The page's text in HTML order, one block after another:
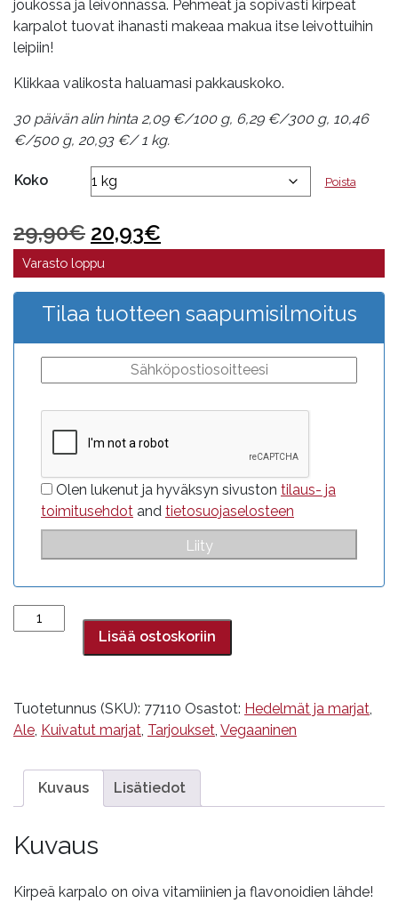
joukossa ja leivonnassa. Pehmeät ja sopivasti kirpeät
karpalot tuovat ihanasti makeaa makua itse leivottuihin
leipiin!
Klikkaa valikosta haluamasi pakkauskoko.
30 päivän alin hinta 2,09 €/100 g, 6,29 €/300 g, 10,46
€/500 g, 20,93 €/ 1 kg.
Koko Poista
29,90€ Alkuperäinen
hinta
oli:
29,90€.
20,93€
on:
20,93€.
Varasto loppu
Tilaa tuotteen saapumisilmoitus
Olen lukenut ja hyväksyn sivuston tilaus- ja
toimitusehdot and tietosuojaselosteen
Karpalo,
makeutettu
ananaksella
Lisää ostoskoriin
Tuotetunnus (SKU): 77110 Osastot: Hedelmät ja marjat
Ale Kuivatut marjat Tarjoukset Vegaaninen
Kuvaus Lisätiedot
Kuvaus
Kirpeä karpalo on oiva vitamiinien ja flavonoidien lähde!